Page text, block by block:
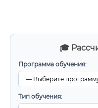
🎓
Программа обучения:
Тип обучения: